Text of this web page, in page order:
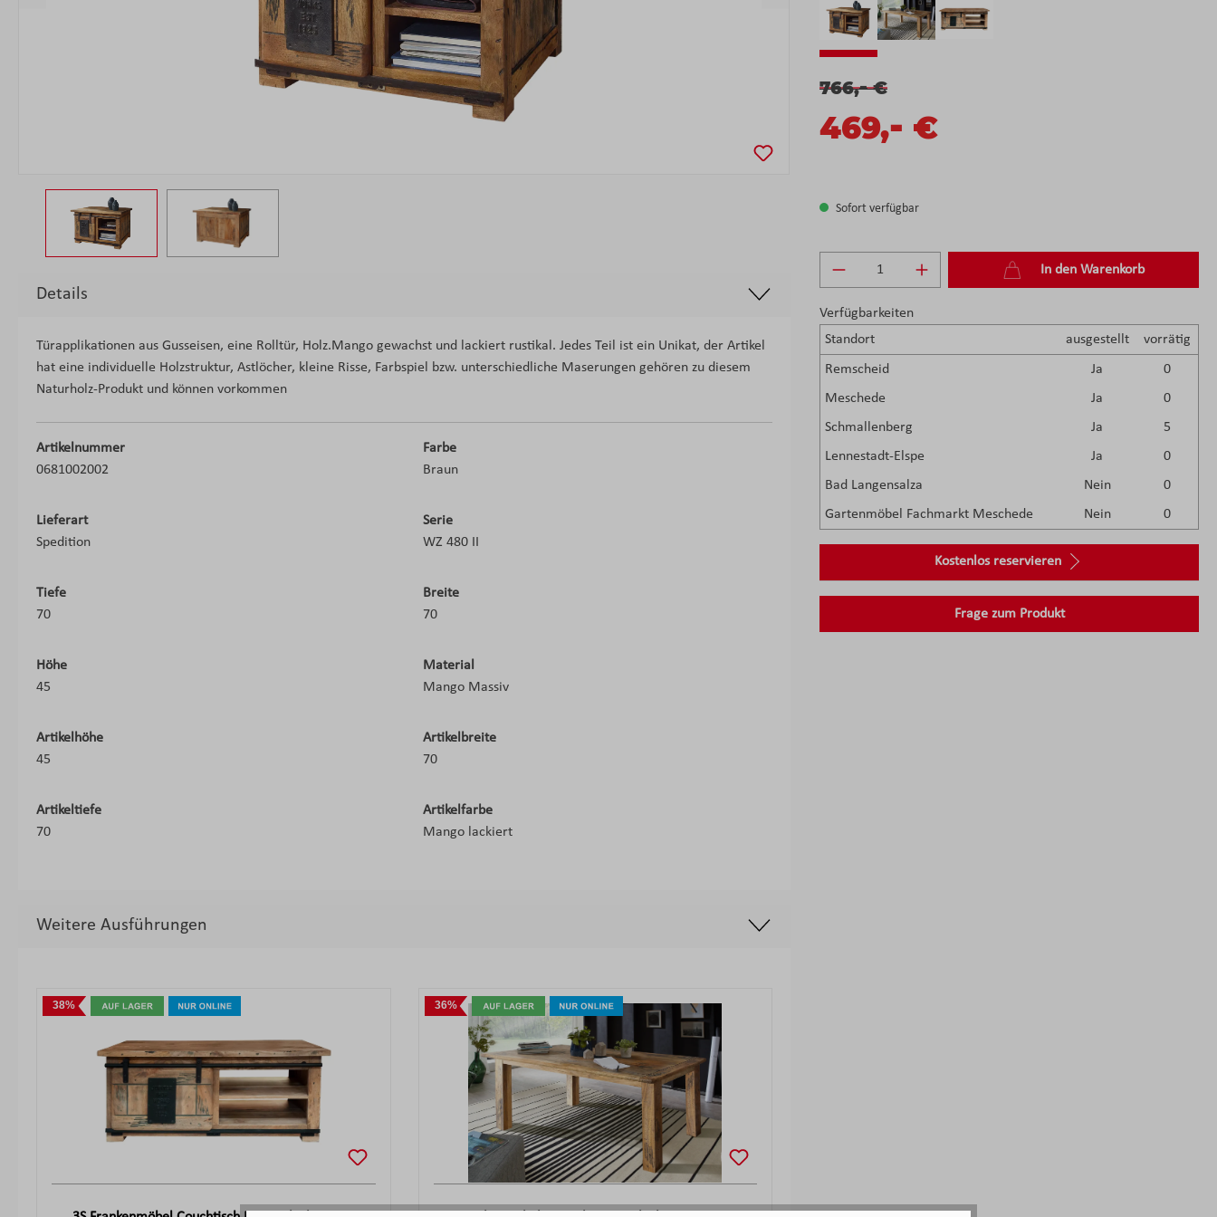
766,-€
469,- €
Sofort verfügbar
Produkt Anzahl: Gib den gewünschten
In den Warenkorb
Verfügbarkeiten
Standort
ausgestellt vorrätig
Remscheid Ja
0
Meschede
Ja
0
Schmallenberg
Ja
5
Lennestadt-Elspe
Ja
0
Bad Langensalza
Nein
0
Gartenmöbel Fachmarkt Meschede
Nein 0
Kostenlos reservieren
Frage zum Produkt
Details
Türapplikationen aus Gusseisen, eine Rolltür, Holz.Mango gewachst und lackiert rustikal. Jedes Teil ist ein Unikat, der Artikel
hat eine individuelle Holzstruktur, Astlöcher, kleine Risse, Farbspiel bzw. unterschiedliche Maserungen gehören zu diesem
Naturholz-Produkt und können vorkommen
Artikelnummer
0681002002
Farbe
Braun
Lieferart
Spedition
Serie
WZ 480 II
Tiefe
70
Breite
70
Höhe
45
Material
Mango Massiv
Artikelhöhe
45
Artikelbreite
70
Artikeltiefe
70
Artikelfarbe
Mango lackiert
Weitere Ausführungen
38% 36%